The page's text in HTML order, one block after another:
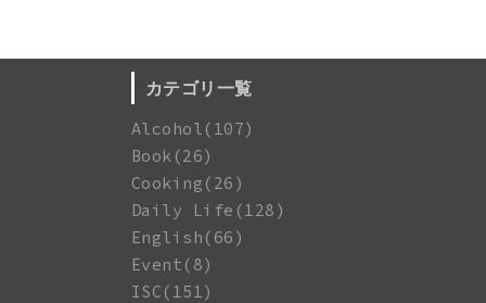
カテゴリ一覧
Alcohol(107)
Book(26)
Cooking(26)
Daily Life(128)
English(66)
Event(8)
ISC(151)